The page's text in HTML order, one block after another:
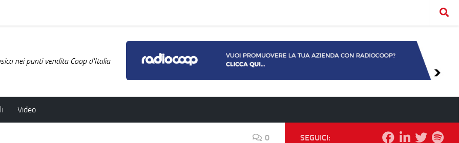
nei punti vendita Coop d'Italia
Video
0 SEGUICI: